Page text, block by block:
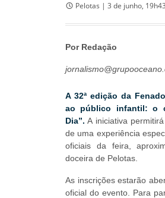
Pelotas | 3 de junho, 19h43
Por Redação
A 32ª edição da
ao público infantil: o
Dia”. A iniciativa
de uma experiência
oficiais da feira,
doceira de Pelotas.
As inscrições estarão
oficial do evento. Para